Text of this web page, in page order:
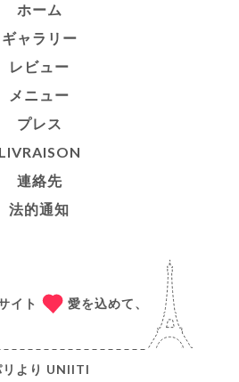
ホーム
ギャラリー
レビュー
メニュー
プレス
LIVRAISON
連絡先
法的通知
イト 愛を込めて、
より UNIITI